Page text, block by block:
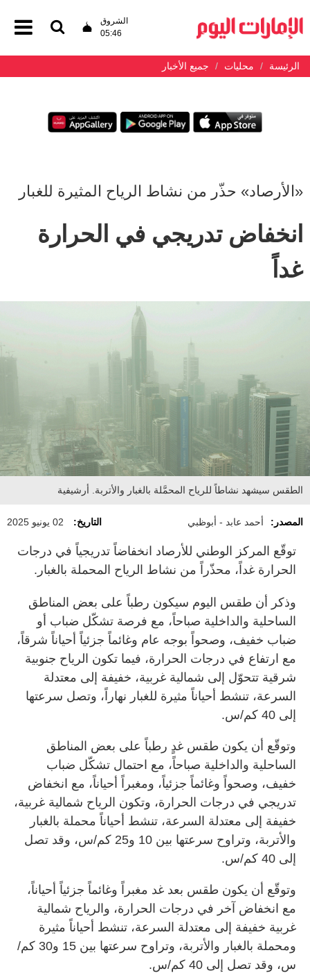
الشروق
05:46
الرئيسة محليات جميع الأخبار
«الأرصاد» حذّر من نشاط الرياح المثيرة للغبار
انخفاض تدريجي في الحرارة
غداً
الطقس سيشهد نشاطاً للرياح المحمَّلة بالغبار والأتربة. أرشيفية
المصدر: أحمد عابد - أبوظبي التاريخ: 02 يونيو 2025
توقّع المركز الوطني للأرصاد انخفاضاً تدريجياً في درجات
الحرارة غداً، محذّراً من نشاط الرياح المحملة بالغبار.
وذكر أن طقس اليوم سيكون رطباً على بعض المناطق
الساحلية والداخلية صباحاً، مع فرصة تشكّل ضباب أو
ضباب خفيف، وصحواً بوجه عام وغائماً جزئياً أحياناً شرقاً،
مع ارتفاع في درجات الحرارة، فيما تكون الرياح جنوبية
شرقية تتحوّل إلى شمالية غربية، خفيفة إلى معتدلة
السرعة، تنشط أحياناً مثيرة للغبار نهاراً، وتصل سرعتها
إلى 40 كم/س.
وتوقّع أن يكون طقس غدٍ رطباً على بعض المناطق
الساحلية والداخلية صباحاً، مع احتمال تشكّل ضباب
خفيف، وصحواً وغائماً جزئياً، ومغبراً أحياناً، مع انخفاض
تدريجي في درجات الحرارة، وتكون الرياح شمالية غربية،
خفيفة إلى معتدلة السرعة، تنشط أحياناً محملة بالغبار
والأتربة، وتراوح سرعتها بين 10 و25 كم/س، وقد تصل
إلى 40 كم/س.
وتوقّع أن يكون طقس بعد غد مغبراً وغائماً جزئياً أحياناً،
مع انخفاض آخر في درجات الحرارة، والرياح شمالية
غربية خفيفة إلى معتدلة السرعة، تنشط أحياناً مثيرة
ومحملة بالغبار والأتربة، وتراوح سرعتها بين 15 و30 كم/
س، وقد تصل إلى 40 كم/س.